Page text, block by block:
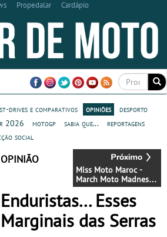
Propedalar Cardápio
drives e comparativos opiniões
desporto
2026 motogp sabia que...
reportagens
social
Miss Moto Maroc -
March Moto Madness
– Ninguém as trava
OPINIÃO
Enduristas... Esses
Marginais das Serras